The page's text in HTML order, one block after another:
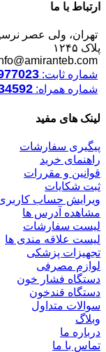
ارتباط با ما
تهران، ولی عصر
پلاک ۱۲۴۵
شماره ثابت:
شماره همراه:
لینک های مفید
پیگیری سفارشات
راهنمای خرید
قوانین و مقررات
ثبت شکایات
ویرایش حساب
مشاهده آدرس ها
لیست سفارشات
لیست علاقه مندی ها
تجهیزات پزشکی
لوازم مصرفی
دستگاه فشار خون
دستگاه قندخون
سوالات متداول
وبلاگ
درباره ما
تماس با ما